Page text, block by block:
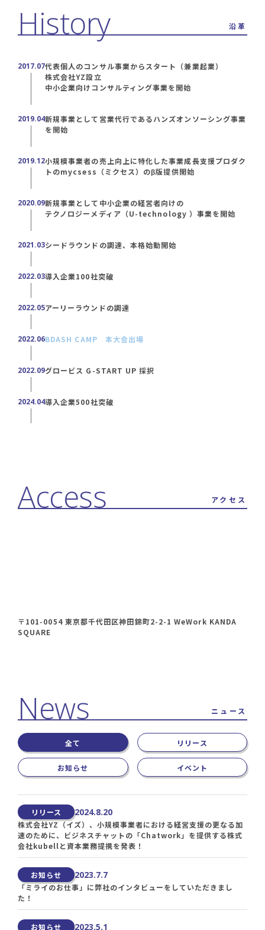
沿革
2017.07代表個人のコンサル事業からスタート（兼業起業）
株式会社YZ設立
中小企業向けコンサルティング事業を開始
2019.04新規事業として営業代行であるハンズオンソーシング事業
を開始
2019.12小規模事業者の売上向上に特化した事業成長支援プロダク
トのmycsess（ミクセス）のβ版提供開始
2020.09新規事業として中小企業の経営者向けの
テクノロジーメディア（U-technology ）事業を開始
2021.03シードラウンドの調達、本格始動開始
2022.03導入企業100社突破
2022.05アーリーラウンドの調達
2022.06BDASH CAMP 本大会出場
2022.09グロービス G-START UP 採択
2024.04導入企業500社突破
アクセス
〒101-0054 東京都千代田区神田錦町2-2-1 WeWork KANDA
SQUARE
ニュース
全て リリース
お知らせ イベント
リリース 2024.8.20
株式会社YZ（イズ）、小規模事業者における経営支援の更なる加
速のために、ビジネスチャットの「Chatwork」を提供する株式
会社kubellと資本業務提携を発表！
お知らせ 2023.7.7
「ミライのお仕事」に弊社のインタビューをしていただきまし
た！
お知らせ 2023.5.1